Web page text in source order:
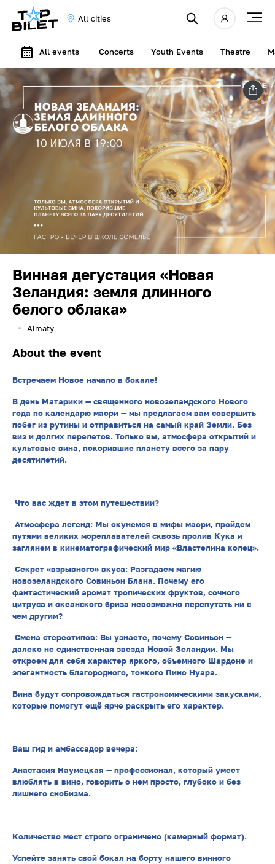
All cities
All events Concerts Youth Events Theatre
Винная дегустация «Новая
Зеландия: земля длинного
белого облака»
Almaty
About the event
Встречаем Новое начало в бокале!
В день Матарики — священного новозеландского Нового
года по календарю маори — мы предлагаем вам совершить
побег из рутины и отправиться на самый край Земли. Без
виз и долгих перелетов. Только вы, атмосфера открытий и
культовые вина, покорившие планету всего за пару
десятилетий.
Что вас ждет в этом путешествии?
Атмосфера легенд: Мы окунемся в мифы маори, пройдем
путями великих мореплавателей сквозь пролив Кука и
заглянем в кинематографический мир «Властелина колец».
Секрет «взрывного» вкуса: Разгадаем магию
новозеландского Совиньон Блана. Почему его
фантастический аромат тропических фруктов, сочного
цитруса и океанского бриза невозможно перепутать ни с
чем другим?
Смена стереотипов: Вы узнаете, почему Совиньон —
далеко не единственная звезда Новой Зеландии. Мы
откроем для себя характер яркого, объемного Шардоне и
элегантность благородного, тонкого Пино Нуара.
Вина будут сопровождаться гастрономическими закусками,
которые помогут ещё ярче раскрыть его характер.
Ваш гид и амбассадор вечера:
Анастасия Наумецкая — профессионал, который умеет
влюблять в вино, говорить о нем просто, глубоко и без
лишнего снобизма.
Количество мест строго ограничено (камерный формат).
Успейте занять свой бокал на борту нашего винного